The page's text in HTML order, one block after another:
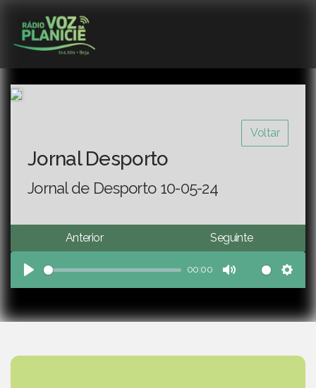
Voltar
Jornal Desporto
Jornal de Desporto 10-05-24
Anterior Seguinte
Play
00:00
Mute